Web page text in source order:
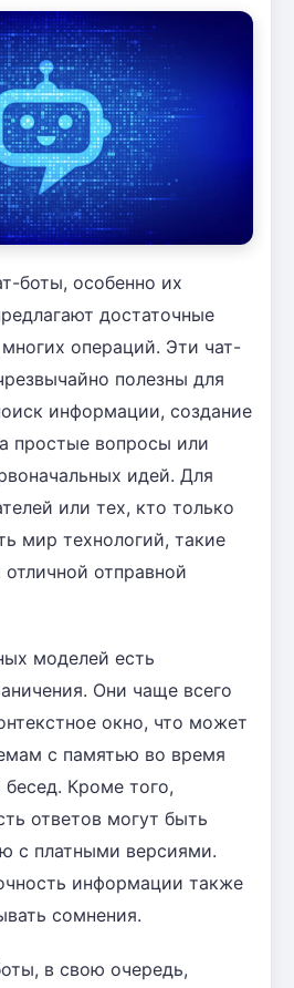
боты, особенно их
достаточные
операций. Эти чат-
полезны для
информации, создание
простые вопросы или
идей. Для
или тех, кто только
мир технологий, такие
отправной
моделей есть
Они чаще всего
окно, что может
с памятью во время
Кроме того,
ответов могут быть
с платными версиями.
информации также
сомнения.
в свою очередь,